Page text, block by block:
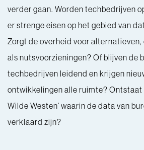
verder gaan. Worden techbedrijven
er strenge eisen op het gebied van
Zorgt de overheid voor
als nutsvoorzieningen? Of blijven de
techbedrijven leidend en krijgen
ontwikkelingen alle ruimte? Ontstaat
Wilde Westen’ waarin de data van
verklaard zijn?